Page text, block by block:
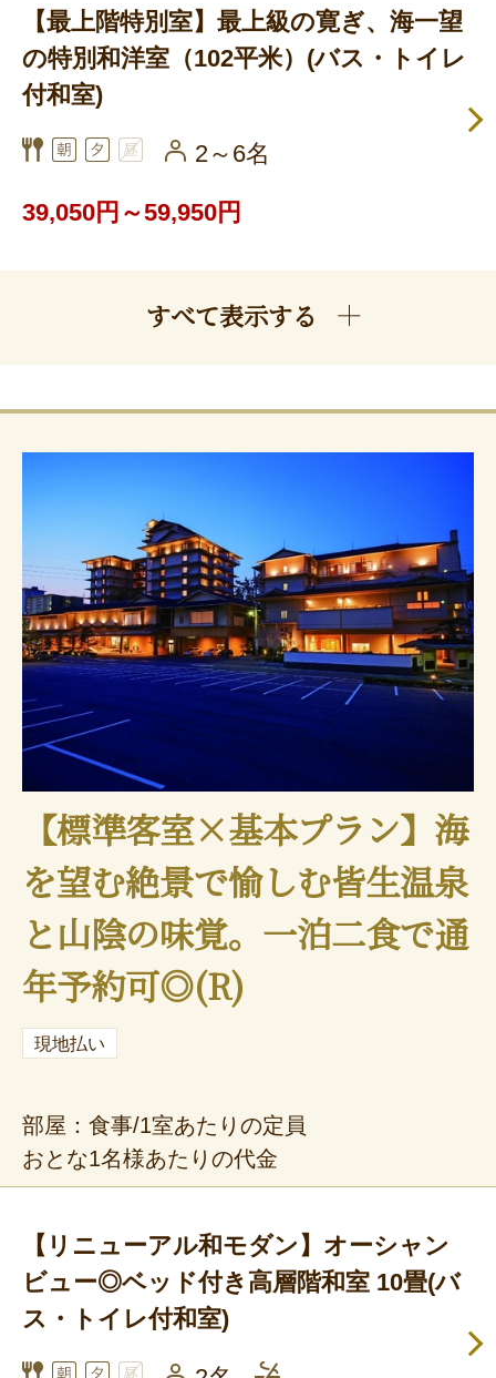
【最上階特別室】最上級の寛ぎ、海一望
の特別和洋室（102平米）(バス・トイレ
付和室)
2～6名
39,050円～59,950円
すべて表示する
【標準客室×基本プラン】海
を望む絶景で愉しむ皆生温泉
と山陰の味覚。一泊二食で通
年予約可◎(R)
現地払い
部屋：食事/1室あたりの定員
おとな1名様あたりの代金
【リニューアル和モダン】オーシャン
ビュー◎ベッド付き高層階和室 10畳(バ
ス・トイレ付和室)